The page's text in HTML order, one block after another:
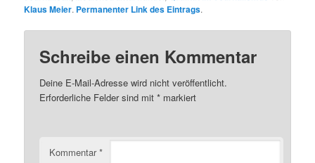
Klaus Meier. Permanenter Link des Eintrags.
Schreibe einen Kommentar
Deine E-Mail-Adresse wird nicht veröffentlicht.
Erforderliche Felder sind mit* markiert
Kommentar*